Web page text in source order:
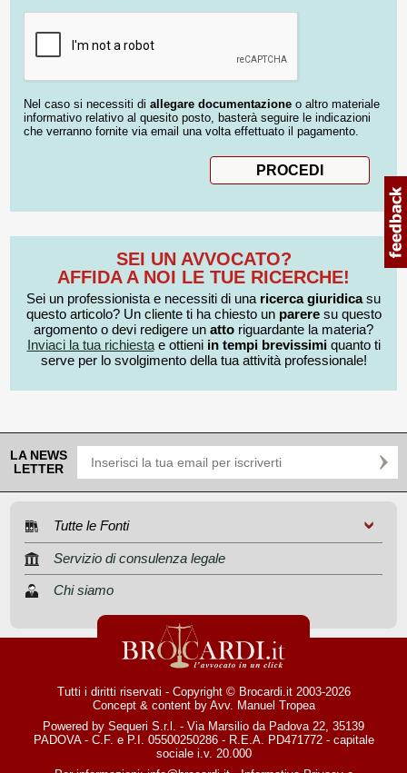
Nel caso si necessiti di allegare documentazione o altro materiale
informativo relativo al quesito posto, basterà seguire le indicazioni
che verranno fornite via email una volta effettuato il pagamento.
SEI UN AVVOCATO?
AFFIDA A NOI LE TUE RICERCHE!
Sei un professionista e necessiti di una ricerca giuridicasu
questo articolo? Un cliente ti ha chiesto un pareresu questo
argomento o devi redigere un atto riguardante la materia?
Inviaci la tua richiestae ottieni in tempi brevissimiquanto ti
serve per lo svolgimento della tua attività professionale!
LA NEWS
LETTER
Tutte le Fonti
Servizio di consulenza legale
Chi siamo
Tutti i diritti riservati - Copyright © Brocardi.it 2003-2026
Concept & content by Avv. Manuel Tropea
Powered by Sequeri S.r.l. - Via Marsilio da Padova 22, 35139
PADOVA - C.F. e P.I. 05500250286 - R.E.A. PD471772 - capitale
sociale i.v. 20.000